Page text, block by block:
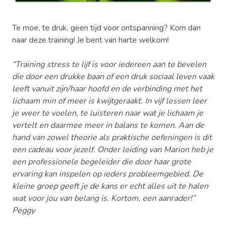
Te moe, te druk, geen tijd voor ontspanning? Kom dan
naar deze training! Je bent van harte welkom!
“Training stress te lijf is voor iedereen aan te bevelen
die door een drukke baan of een druk sociaal leven vaak
leeft vanuit zijn/haar hoofd en de verbinding met het
lichaam min of meer is kwijtgeraakt. In vijf lessen leer
je weer te voelen, te luisteren naar wat je lichaam je
vertelt en daarmee meer in balans te komen. Aan de
hand van zowel theorie als praktische oefeningen is dit
een cadeau voor jezelf. Onder leiding van Marion heb je
een professionele begeleider die door haar grote
ervaring kan inspelen op ieders probleemgebied. De
kleine groep geeft je de kans er echt alles uit te halen
wat voor jou van belang is. Kortom, een aanrader!”
Peggy